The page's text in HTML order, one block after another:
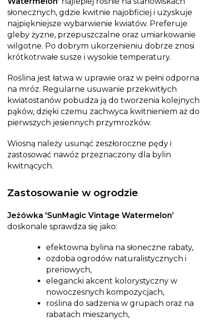
słonecznych, gdzie kwitnie najobficiej i uzyskuje
najpiękniejsze wybarwienie kwiatów. Preferuje
gleby żyzne, przepuszczalne oraz umiarkowanie
wilgotne. Po dobrym ukorzenieniu dobrze znosi
krótkotrwałe susze i wysokie temperatury.
Roślina jest łatwa w uprawie oraz w pełni odporna
na mróz. Regularne usuwanie przekwitłych
kwiatostanów pobudza ją do tworzenia kolejnych
pąków, dzięki czemu zachwyca kwitnieniem aż do
pierwszych jesiennych przymrozków.
Wiosną należy usunąć zeszłoroczne pędy i
zastosować nawóz przeznaczony dla bylin
kwitnących.
Zastosowanie w ogrodzie
Jeżówka 'SunMagic Vintage Watermelon’
doskonale sprawdza się jako:
efektowna bylina na słoneczne rabaty,
ozdoba ogrodów naturalistycznych i
preriowych,
elegancki akcent kolorystyczny w
nowoczesnych kompozycjach,
roślina do sadzenia w grupach oraz na
rabatach mieszanych,